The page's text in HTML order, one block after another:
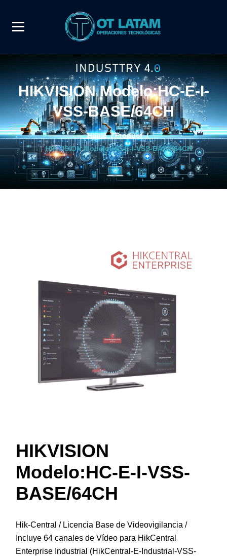
HIKVISION Modelo:HC-E-I-
VSS-BASE/64CH
Home/Product/
HIKVISION Modelo:HC-E-I-VSS-BASE/64CH
HIKVISION
Modelo:HC-E-I-VSS-
BASE/64CH
Hik-Central / Licencia Base de Videovigilancia /
Incluye 64 canales de Vídeo para HikCentral
Enterprise Industrial (HikCentral-E-Industrial-VSS-